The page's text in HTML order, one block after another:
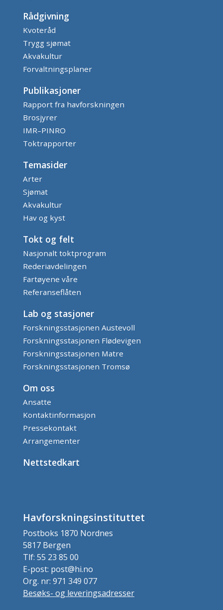
Rådgivning
Kvoteråd
Trygg sjømat
Akvakultur
Forvaltningsplaner
Publikasjoner
Rapport fra havforskningen
Brosjyrer
IMR–PINRO
Toktrapporter
Temasider
Arter
Sjømat
Akvakultur
Hav og kyst
Tokt og felt
Nasjonalt toktprogram
Rederiavdelingen
Fartøyene våre
Referanseflåten
Lab og stasjoner
Forskningsstasjonen Austevoll
Forskningsstasjonen Flødevigen
Forskningsstasjonen Matre
Forskningsstasjonen Tromsø
Om oss
Ansatte
Kontaktinformasjon
Pressekontakt
Arrangementer
Nettstedkart
Havforskningsinstituttet
Postboks 1870 Nordnes
5817 Bergen
Tlf: 55 23 85 00
E-post: post@hi.no
Org. nr: 971 349 077
Besøks- og leveringsadresser